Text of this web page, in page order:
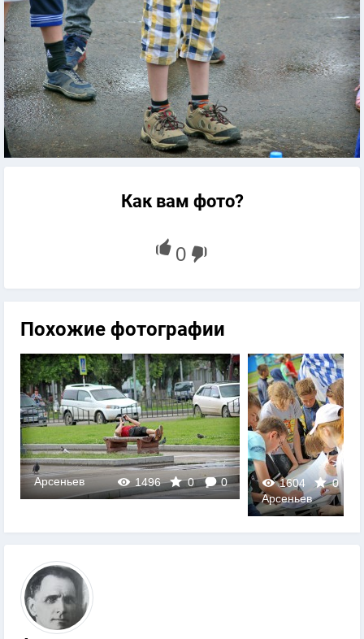
Как вам фото?
Похожие фотографии
1496 0 0
Арсеньев 1604
0
0
Арсеньев